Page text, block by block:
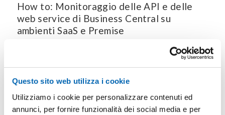
Questo sito web utilizza i cookie
Utilizziamo i cookie per personalizzare contenuti ed
annunci, per fornire funzionalità dei social media e per
How to: Monitoraggio delle API e delle
web service di Business Central su
ambienti SaaS e Premise
Business Central implementa un nuovo
formidabile tool: le telemetrie. Le telemetrie e il
relativo ambiente “Application Insights” sono
degli strumenti, utilissimi e semplici,
indispensabili per investigare sulle segnalazioni